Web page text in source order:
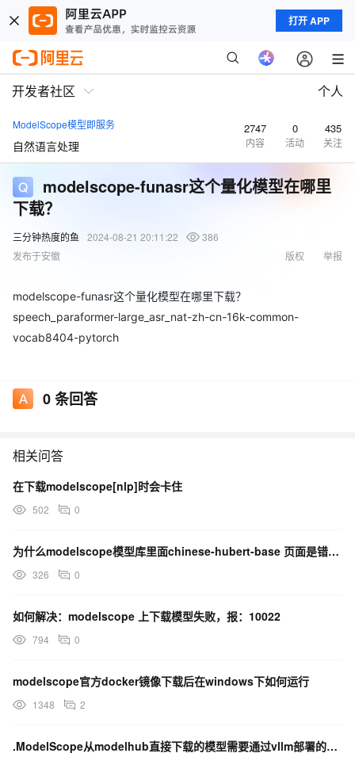
打开 APP
开发者社区 个人
ModelScope模型即服务
自然语言处理
2747
内容
0
活动
435
关注
modelscope-funasr这个量化模型在哪里
下载？
三分钟热度的鱼 2024-08-21 20:11:22
386
发布于安徽
举报
版权
modelscope-funasr这个量化模型在哪里下载？
speech_paraformer-large_asr_nat-zh-cn-16k-common-
vocab8404-pytorch
0条回答
相关问答
在下载modelscope[nlp]时会卡住
502 0
为什么modelscope模型库里面chinese-hubert-base 页面是错误，是模型下架吗
326 0
如何解决：modelscope 上下载模型失败，报：10022
794 0
modelscope官方docker镜像下载后在windows下如何运行
1348 2
.ModelScope从modelhub直接下载的模型需要通过vllm部署的时候需要在什么地方设置？